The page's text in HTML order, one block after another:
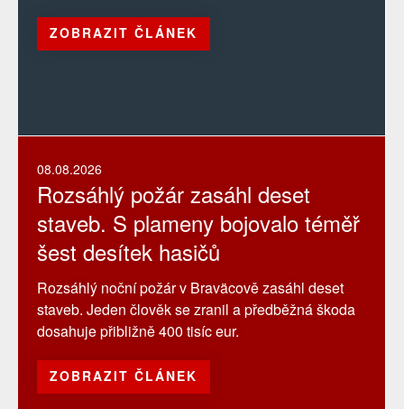
ZOBRAZIT ČLÁNEK
08.08.2026
Rozsáhlý požár zasáhl deset
staveb. S plameny bojovalo téměř
šest desítek hasičů
Rozsáhlý noční požár v Braväcově zasáhl deset
staveb. Jeden člověk se zranil a předběžná škoda
dosahuje přibližně 400 tisíc eur.
ZOBRAZIT ČLÁNEK